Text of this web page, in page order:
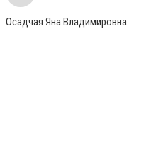
Осадчая Яна Владимировна